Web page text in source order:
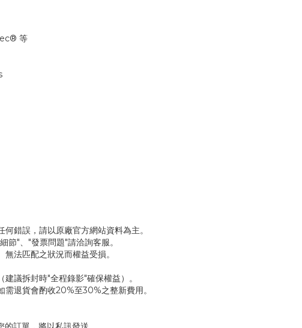
等
錯誤，請以原廠官方網站資料為主。
節"、"發票問題"請洽詢客服。
法匹配之狀況而權益受損。
議拆封時"全程錄影"確保權益）。
退貨會酌收20%至30%之整新費用。